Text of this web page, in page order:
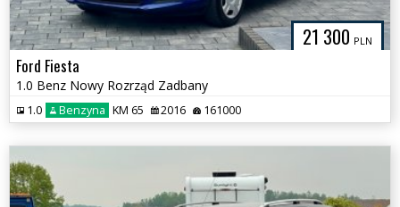
21 300 PLN
Ford Fiesta
1.0 Benz Nowy Rozrząd Zadbany
1.0 Benzyna KM 65 2016 161000